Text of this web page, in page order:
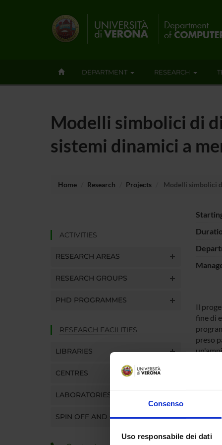
Consenso
Uso responsabile dei dati
DEPARTMENT RESEARCH
Modelli simbolici di
sistemi dinamici a
Home Research Projects Modelli simbolici
ACTIVITIES
RESEARCH AREAS
RESEARCH GROUPS
PHD PROGRAMMES
RESEARCH FACILITIES
LIBRARIES
CENTRES
LABORATORIES
SPIN OFF AND COMPANIES
Il
fine di
preso